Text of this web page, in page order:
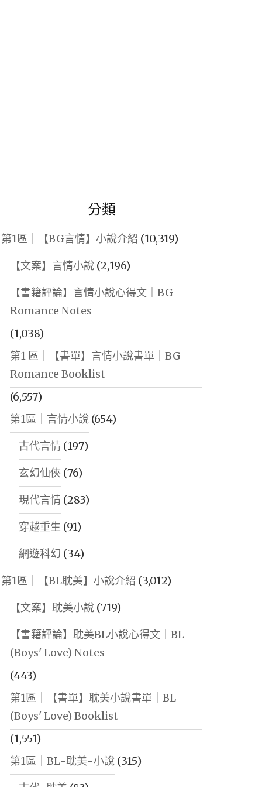
分類
第1區｜【BG言情】小說介紹 (10,319)
【文案】言情小說(2,196)
【書籍評論】言情小說心得文｜BG
Romance Notes
(1,038)
第1 區｜【書單】言情小說書單｜BG
Romance Booklist
(6,557)
第1區｜言情小說(654)
古代言情(197)
玄幻仙俠 (76)
現代言情(283)
穿越重生 (91)
網遊科幻 (34)
第1區｜【BL耽美】小說介紹 (3,012)
【文案】耽美小說(719)
【書籍評論】耽美BL小說心得文｜BL
(Boys' Love) Notes
(443)
第1區｜【書單】耽美小說書單｜BL
(Boys' Love) Booklist
(1,551)
第1區｜BL-耽美-小說(315)